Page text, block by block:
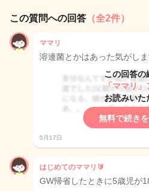
この質問への回答 （全2件）
ママリ
溶連菌とかはあった気がしま
この回答の
「ママリ」
お読みいた
無料で続き
5月17日
はじめてのママリ🔰
GW帰省したときに5歳児が